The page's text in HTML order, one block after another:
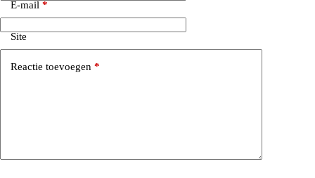
E-mail *
Site
Reactie toevoegen *